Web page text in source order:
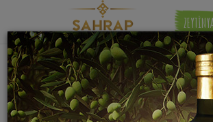
Ana Sayfa Et Yemekleri Tarifleri